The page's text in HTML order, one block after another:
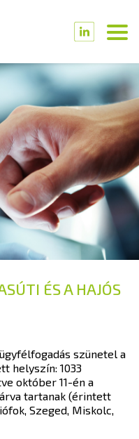
ÉS A HAJÓS
szünetel a
helyszín: 1033
október 11-én a
tartanak (érintett
Szeged, Miskolc,